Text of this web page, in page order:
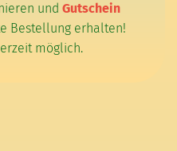
und Gutschein
Bestellung erhalten!
möglich.